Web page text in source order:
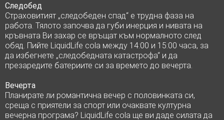
Следобед
Страховитият „следобеден спад“ е трудна фаза на
работа. Тялото започва да губи инерция и нивата на
кръвната Ви захар се връщат към нормалното след
обяд. Пийте LiquidLife cola между 14:00 и 15:00 часа, за
да избегнете „следобедната катастрофа“ и да
презаредите батериите си за времето до вечерта.
Вечерта
Планирате ли романтична вечер с половинката си,
среща с приятели за спорт или очаквате културна
вечерна програма? LiquidLife cola ще ви даде силата да